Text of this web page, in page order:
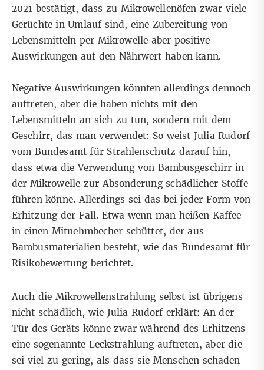
2021 bestätigt, dass zu Mikrowellenöfen zwar viele
Gerüchte in Umlauf sind, eine Zubereitung von
Lebensmitteln per Mikrowelle aber positive
Auswirkungen auf den Nährwert haben kann.
Negative Auswirkungen könnten allerdings dennoch
auftreten, aber die haben nichts mit den
Lebensmitteln an sich zu tun, sondern mit dem
Geschirr, das man verwendet: So weist Julia Rudorf
vom Bundesamt für Strahlenschutz darauf hin,
dass etwa die Verwendung von Bambusgeschirr in
der Mikrowelle zur Absonderung schädlicher Stoffe
führen könne. Allerdings sei das bei jeder Form von
Erhitzung der Fall. Etwa wenn man heißen Kaffee
in einen Mitnehmbecher schüttet, der aus
Bambusmaterialien besteht, wie das Bundesamt für
Risikobewertungberichtet.
Auch die Mikrowellenstrahlung selbst ist übrigens
nicht schädlich, wie Julia Rudorf erklärt: An der
Tür des Geräts könne zwar während des Erhitzens
eine sogenannte Leckstrahlung auftreten, aber die
sei viel zu gering, als dass sie Menschen schaden